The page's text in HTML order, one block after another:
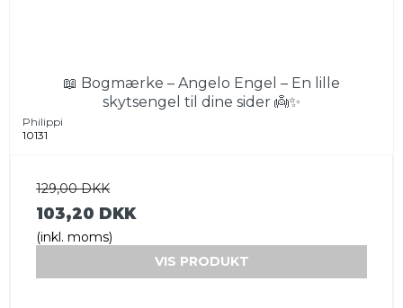
📖 Bogmærke – Angelo Engel – En lille
skytsengel til dine sider 👼✨
Philippi
10131
129,00 DKK
103,20 DKK
(inkl. moms)
VIS PRODUKT